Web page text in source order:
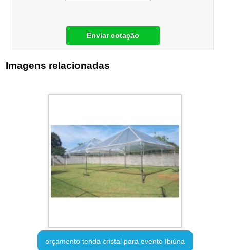
Enviar cotação
Imagens relacionadas
orçamento tenda cristal para evento Ibiúna